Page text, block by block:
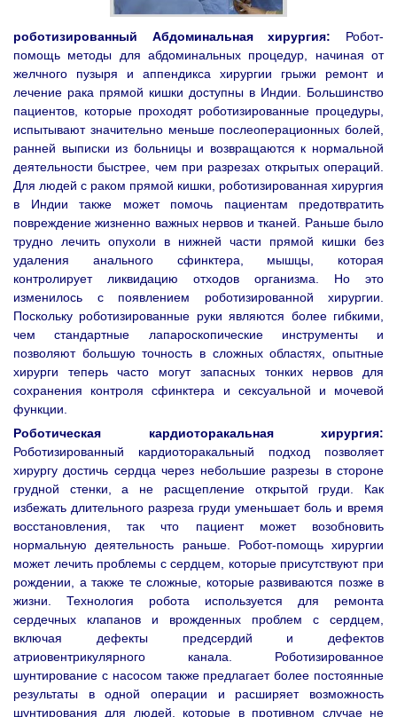
роботизированный Абдоминальная хирургия: Робот-
помощь методы для абдоминальных процедур, начиная от
желчного пузыря и аппендикса хирургии грыжи ремонт и
лечение рака прямой кишки доступны в Индии. Большинство
пациентов, которые проходят роботизированные процедуры,
испытывают значительно меньше послеоперационных болей,
ранней выписки из больницы и возвращаются к нормальной
деятельности быстрее, чем при разрезах открытых операций.
Для людей с раком прямой кишки, роботизированная хирургия
в Индии также может помочь пациентам предотвратить
повреждение жизненно важных нервов и тканей. Раньше было
трудно лечить опухоли в нижней части прямой кишки без
удаления анального сфинктера, мышцы, которая
контролирует ликвидацию отходов организма. Но это
изменилось с появлением роботизированной хирургии.
Поскольку роботизированные руки являются более гибкими,
чем стандартные лапароскопические инструменты и
позволяют большую точность в сложных областях, опытные
хирурги теперь часто могут запасных тонких нервов для
сохранения контроля сфинктера и сексуальной и мочевой
функции.
Роботическая кардиоторакальная хирургия:
Роботизированный кардиоторакальный подход позволяет
хирургу достичь сердца через небольшие разрезы в стороне
грудной стенки, а не расщепление открытой груди. Как
избежать длительного разреза груди уменьшает боль и время
восстановления, так что пациент может возобновить
нормальную деятельность раньше. Робот-помощь хирургии
может лечить проблемы с сердцем, которые присутствуют при
рождении, а также те сложные, которые развиваются позже в
жизни. Технология робота используется для ремонта
сердечных клапанов и врожденных проблем с сердцем,
включая дефекты предсердий и дефектов
атриовентрикулярного канала. Роботизированное
шунтирование с насосом также предлагает более постоянные
результаты в одной операции и расширяет возможность
шунтирования для людей, которые в противном случае не